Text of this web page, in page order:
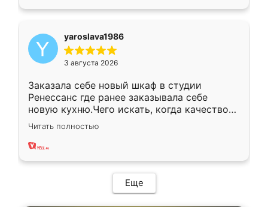
yaroslava1986
3 августа 2026
Заказала себе новый шкаф в студии
Ренессанс где ранее заказывала себе
новую кухню.Чего искать, когда качеством
вполне довольна. Служит кухня уже почти
два года, нареканий нет.
Читать полностью
Еще